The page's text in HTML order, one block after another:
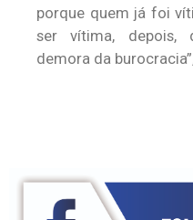
porque quem já foi
ser vítima, depois,
demora da